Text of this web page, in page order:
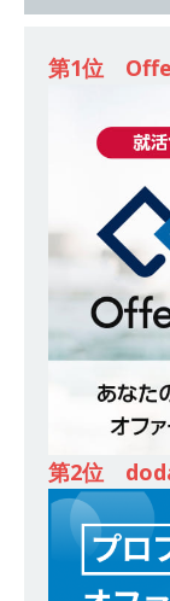
第1位
第2位